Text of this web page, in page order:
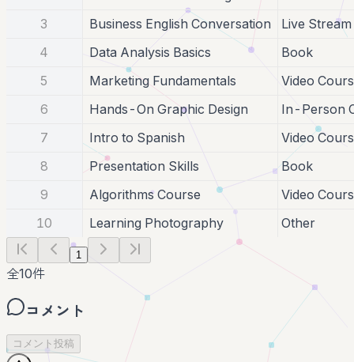
3
Business English Conversation
Live Stream
4
Data Analysis Basics
Book
5
Marketing Fundamentals
Video
6
Hands-On Graphic Design
In-Person
7
Intro to Spanish
Video
8
Presentation Skills
Book
9
Algorithms Course
Video
10
Learning Photography Other
1
全10件
コメント
コメント投稿